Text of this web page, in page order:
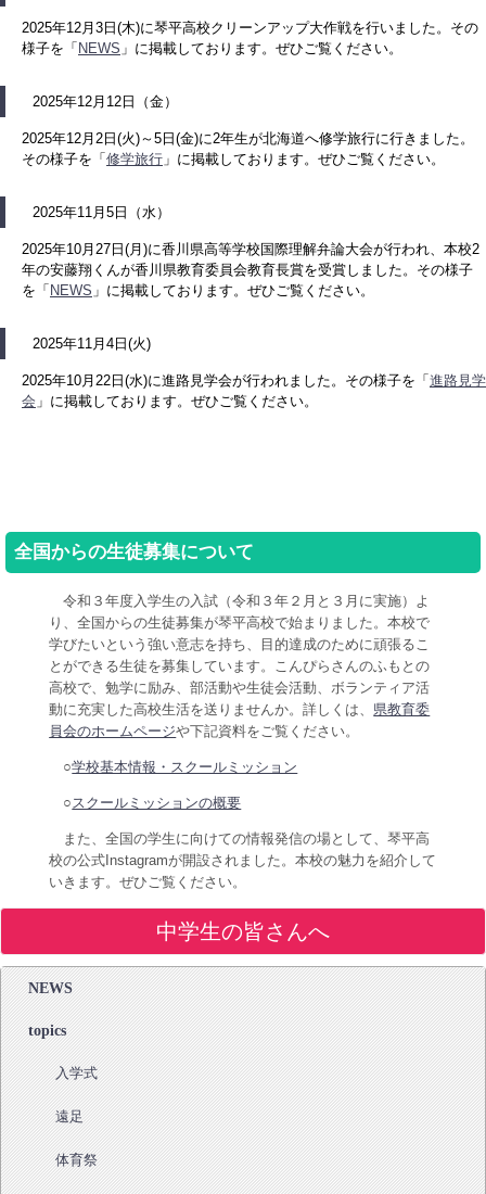
2025年12月3日(木)に琴平高校クリーンアップ大作戦を行いました。その
様子を「NEWS 」に掲載しております。ぜひご覧ください。
2025年12月12日（金）
2025年12月2日(火)～5日(金)に2年生が北海道へ修学旅行に行きました。
その様子を「修学旅行 」に掲載しております。ぜひご覧ください。
2025年11月5日（水）
2025年10月27日(月)に香川県高等学校国際理解弁論大会が行われ、本校2
年の安藤翔くんが香川県教育委員会教育長賞を受賞しました。その様子
を「NEWS 」に掲載しております。ぜひご覧ください。
2025年11月4日(火)
2025年10月22日(水)に進路見学会が行われました。その様子を「進路見学
会 」に掲載しております。ぜひご覧ください。
全国からの生徒募集について
令和３年度入学生の入試（令和３年２月と３月に実施）よ
り、全国からの生徒募集が琴平高校で始まりました。本校で
学びたいという強い意志を持ち、目的達成のために頑張るこ
とができる生徒を募集しています。こんぴらさんのふもとの
高校で、勉学に励み、部活動や生徒会活動、ボランティア活
動に充実した高校生活を送りませんか。詳しくは、 県教育委
員会のホームページや下記資料をご覧ください。
○学校基本情報・スクールミッション
○スクールミッションの概要
また、全国の学生に向けての情報発信の場として、琴平高
校の公式Instagramが開設されました。本校の魅力を紹介して
いきます。ぜひご覧ください。
中学生の皆さんへ
NEWS
topics
入学式
遠足
体育祭